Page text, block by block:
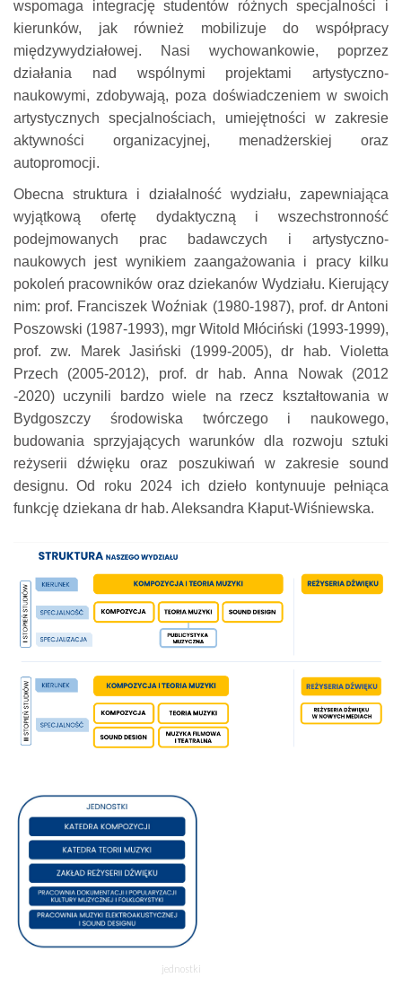
wspomaga integrację studentów różnych specjalności i
kierunków, jak również mobilizuje do współpracy
międzywydziałowej. Nasi wychowankowie, poprzez
działania nad wspólnymi projektami artystyczno-
naukowymi, zdobywają, poza doświadczeniem w swoich
artystycznych specjalnościach, umiejętności w zakresie
aktywności organizacyjnej, menadżerskiej oraz
autopromocji.
Obecna struktura i działalność wydziału, zapewniająca
wyjątkową ofertę dydaktyczną i wszechstronność
podejmowanych prac badawczych i artystyczno-
naukowych jest wynikiem zaangażowania i pracy kilku
pokoleń pracowników oraz dziekanów Wydziału. Kierujący
nim: prof. Franciszek Woźniak (1980-1987), prof. dr Antoni
Poszowski (1987-1993), mgr Witold Młóciński (1993-1999),
prof. zw. Marek Jasiński (1999-2005), dr hab. Violetta
Przech (2005-2012), prof. dr hab. Anna Nowak (2012
-2020) uczynili bardzo wiele na rzecz kształtowania w
Bydgoszczy środowiska twórczego i naukowego,
budowania sprzyjających warunków dla rozwoju sztuki
reżyserii dźwięku oraz poszukiwań w zakresie sound
designu. Od roku 2024 ich dzieło kontynuuje pełniąca
funkcję dziekana dr hab. Aleksandra Kłaput-Wiśniewska.
jednostki